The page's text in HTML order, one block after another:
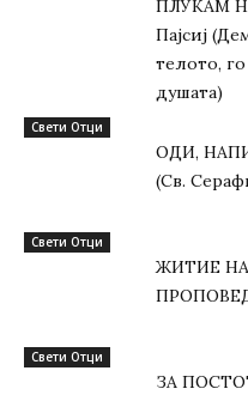
ПЛУКАМ
Пајсиј
телото, го
душата)
Свети Отци
ОДИ,
(Св.
Свети Отци
ЖИТИЕ НА
Свети Отци
ЗА